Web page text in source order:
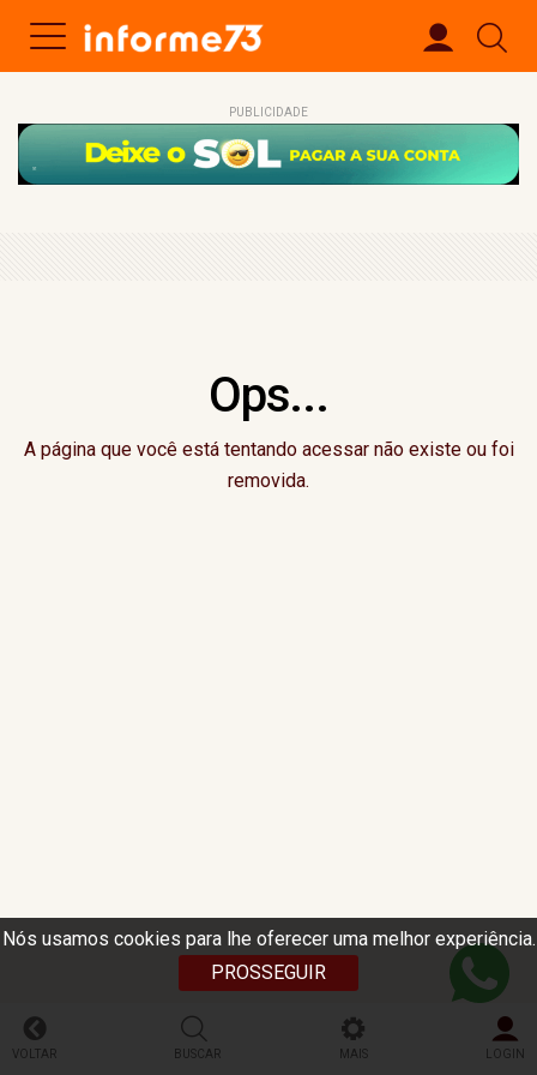
Nós usamos cookies para lhe oferecer uma melhor experiência.
PROSSEGUIR
PUBLICIDADE
Ops...
A página que você está tentando acessar não existe ou foi
removida.
VOLTAR BUSCAR MAIS LOGIN